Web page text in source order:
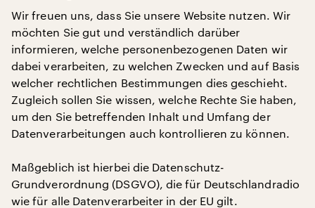
Wir freuen uns, dass Sie unsere Website nutzen. Wir
möchten Sie gut und verständlich darüber
informieren, welche personenbezogenen Daten wir
dabei verarbeiten, zu welchen Zwecken und auf Basis
welcher rechtlichen Bestimmungen dies geschieht.
Zugleich sollen Sie wissen, welche Rechte Sie haben,
um den Sie betreffenden Inhalt und Umfang der
Datenverarbeitungen auch kontrollieren zu können.
Maßgeblich ist hierbei die Datenschutz-
Grundverordnung (DSGVO), die für Deutschlandradio
wie für alle Datenverarbeiter in der EU gilt.